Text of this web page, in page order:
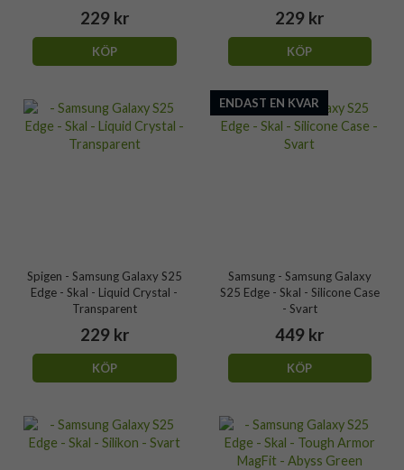
229 kr
KÖP
229 kr
KÖP
Spigen - Samsung Galaxy S25
Edge - Skal - Liquid Crystal -
Transparent
229 kr
KÖP
ENDAST EN KVAR
Samsung - Samsung Galaxy
S25 Edge - Skal - Silicone Case
- Svart
449 kr
KÖP